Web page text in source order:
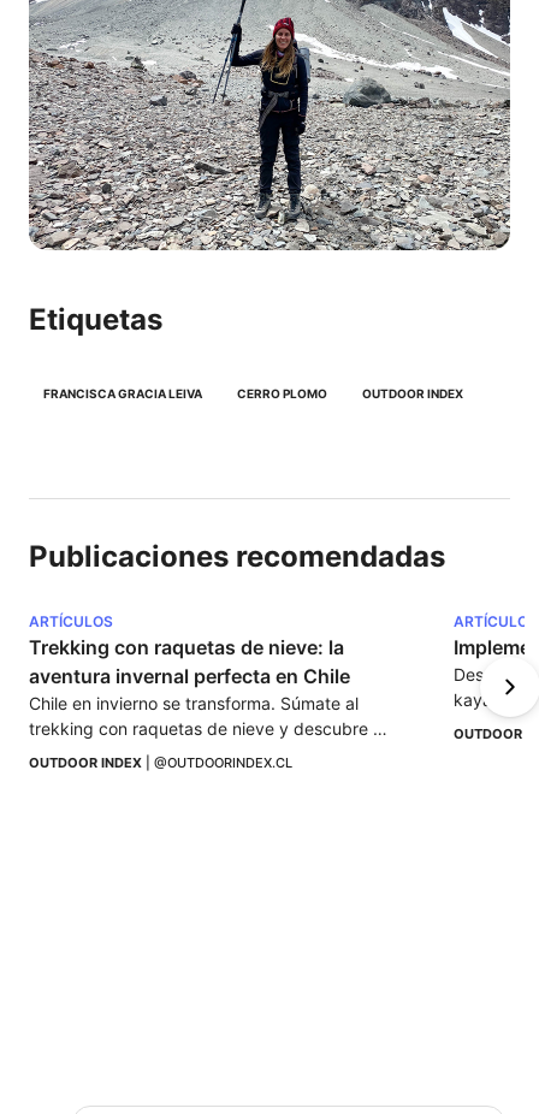
Etiquetas
FRANCISCA GRACIA LEIVA CERRO PLOMO OUTDOOR INDEX
Publicaciones recomendadas
ARTÍCULOS
Trekking con raquetas de nieve: la
aventura invernal perfecta en Chile
Chile en invierno se transforma. Súmate al
trekking con raquetas de nieve y descubre
paisajes únicos, sin multitudes ni experiencia
OUTDOOR INDEX @OUTDOORINDEX.CL
ARTÍCULOS
Descubre
kayak
sobre
OUTDOOR